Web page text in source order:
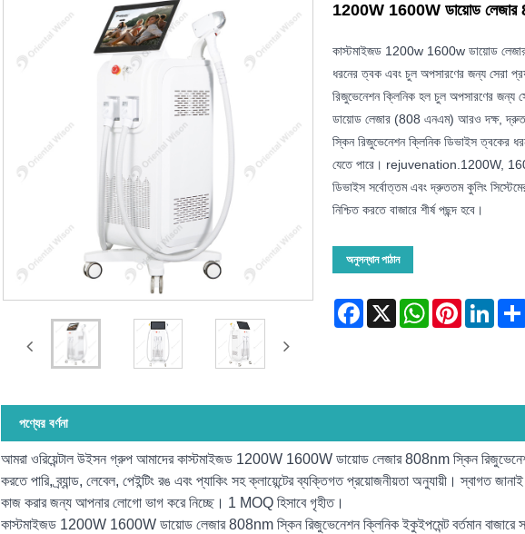
1200W 1600W ডায়োড লেজার
কাস্টমাইজড 1200w 1600w ডায়োড লেজার
ধরনের ত্বক এবং চুল অপসারণের জন্য
রিজুভেনেশন ক্লিনিক হল চুল অপসারণের জন্য
ডায়োড লেজার (808 এনএম) আরও দক্ষ,
স্কিন রিজুভেনেশন ক্লিনিক ডিভাইস ত্বকের
যেতে পারে। rejuvenation.1200W,
ডিভাইস সর্বোত্তম এবং দ্রুততম কুলিং
নিশ্চিত করতে বাজারে শীর্ষ পছন্দ হবে।
অনুসন্ধান পাঠান
Facebook
X WhatsAppPinterest
পণ্যের বর্ণনা
আমরা ওরিয়েন্টাল উইসন গ্রুপ আমাদের কাস্টমাইজড 1200W 1600W ডায়োড লেজার 808nm স্কিন
করতে পারি, ব্র্যান্ড, লেবেল, পেইন্টিং রঙ এবং প্যাকিং সহ ক্লায়েন্টের ব্যক্তিগত প্রয়োজনীয়তা অনুযায়ী। স্বাগত
কাজ করার জন্য আপনার লোগো ভাগ করে নিচ্ছে। 1 MOQ হিসাবে গৃহীত।
কাস্টমাইজড 1200W 1600W ডায়োড লেজার 808nm স্কিন রিজুভেনেশন ক্লিনিক ইকুইপমেন্ট বর্তমান বাজারে